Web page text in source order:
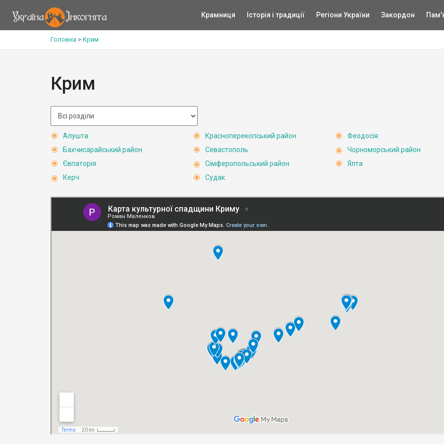
Крамниця Історія і традиції Регіони України Закордон
Головна > Крим
Крим
Алушта
Бахчисарайський район
Євпаторія
Керч
Красноперекопський район
Севастополь
Сімферопольський район
Судак
Феодосія
Чорноморський район
Ялта